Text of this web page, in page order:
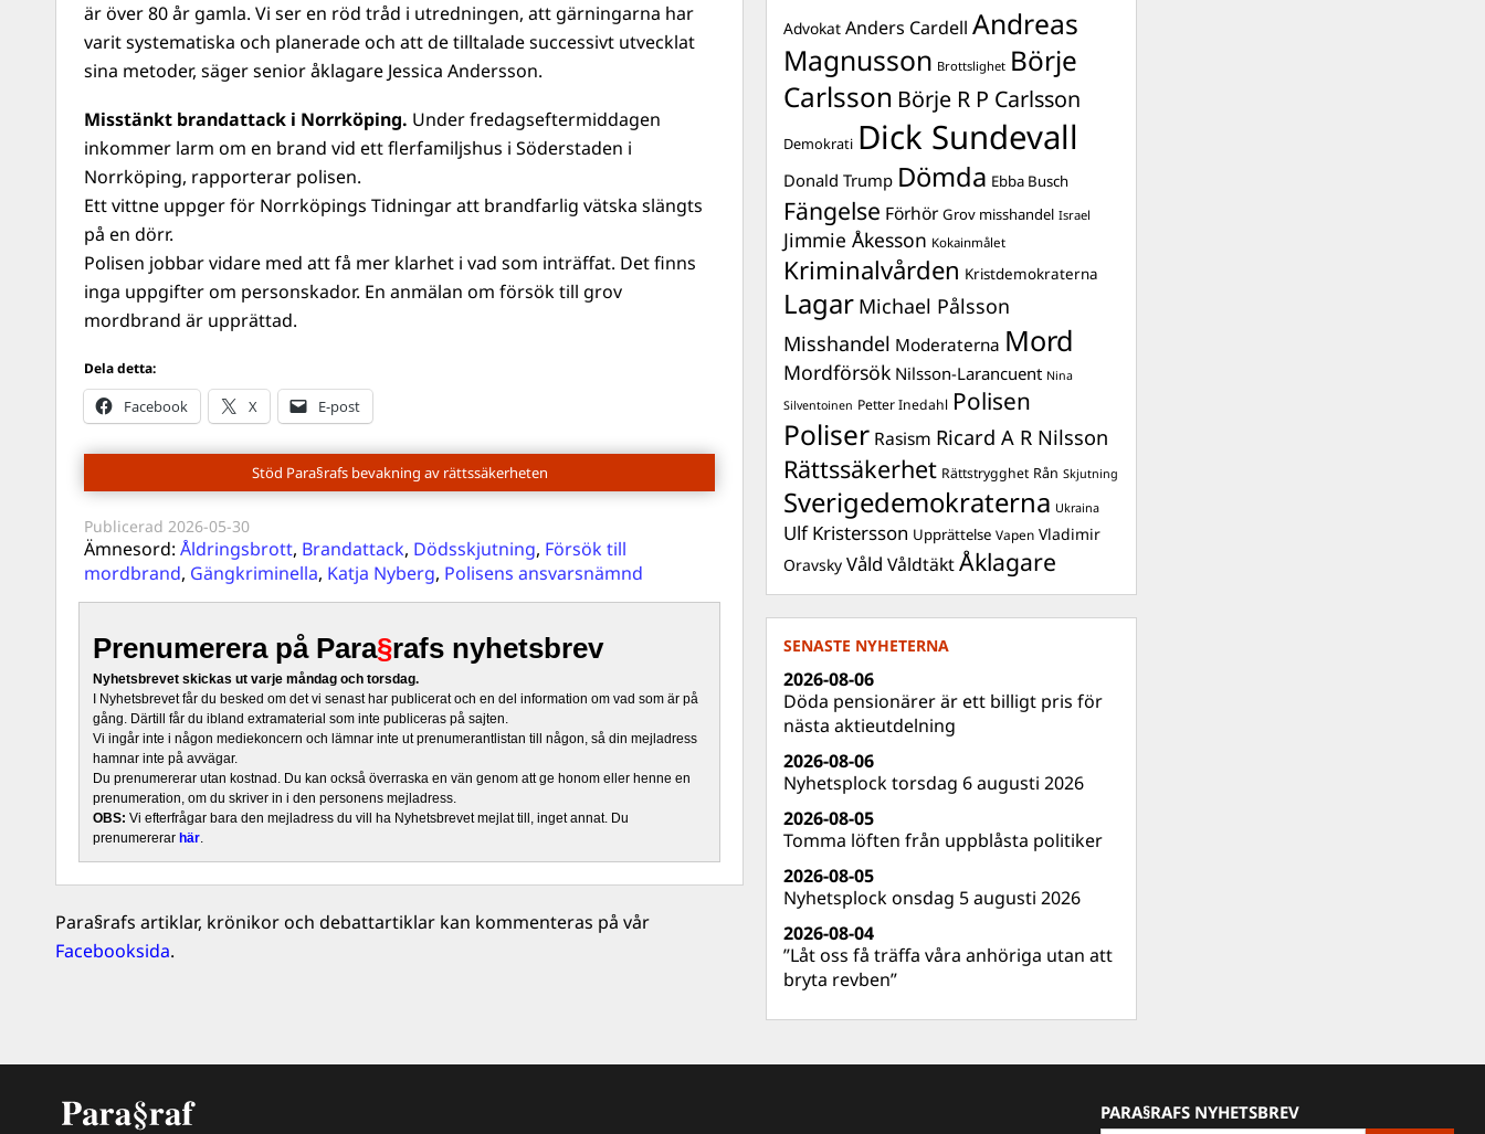
är över 80 år gamla. Vi ser en röd tråd i utredningen, att gärningarna har
varit systematiska och planerade och att de tilltalade successivt utvecklat
sina metoder, säger senior åklagare Jessica Andersson.
Misstänkt brandattack i Norrköping. Under fredagseftermiddagen
inkommer larm om en brand vid ett flerfamiljshus i Söderstaden i
Norrköping, rapporterar polisen.
Ett vittne uppger för Norrköpings Tidningar att brandfarlig vätska slängts
på en dörr.
Polisen jobbar vidare med att få mer klarhet i vad som inträffat. Det finns
inga uppgifter om personskador. En anmälan om försök till grov
mordbrand är upprättad.
Dela detta:
Facebook X E-post
Stöd Para§rafs bevakning av rättssäkerheten
Publicerad 2026-05-30
Ämnesord: Åldringsbrott, Brandattack, Dödsskjutning, Försök till
mordbrand, Gängkriminella, Katja Nyberg, Polisens ansvarsnämnd
Prenumerera på Para§rafs nyhetsbrev
Nyhetsbrevet skickas ut varje måndag och torsdag.
I Nyhetsbrevet får du besked om det vi senast har publicerat och en del information om vad som är på
gång. Därtill får du ibland extramaterial som inte publiceras på sajten.
Vi ingår inte i någon mediekoncern och lämnar inte ut prenumerantlistan till någon, så din mejladress
hamnar inte på avvägar.
Du prenumererar utan kostnad. Du kan också överraska en vän genom att ge honom eller henne en
prenumeration, om du skriver in i den personens mejladress.
OBS: Vi efterfrågar bara den mejladress du vill ha Nyhetsbrevet mejlat till, inget annat. Du
prenumererar här.
Para§rafs artiklar, krönikor och debattartiklar kan kommenteras på vår
Facebooksida.
Advokat Anders Cardell Andreas
Magnusson Brottslighet Börje
Carlsson Börje R P Carlsson
Demokrati Dick Sundevall
Donald Trump Dömda Ebba Busch
Fängelse Förhör Grov misshandel Israel
Jimmie Åkesson Kokainmålet
Kriminalvården Kristdemokraterna
Lagar Michael Pålsson
Misshandel Moderaterna Mord
Mordförsök Nilsson-Larancuent Nina
Silventoinen Petter Inedahl Polisen
Poliser Rasism Ricard A R Nilsson
Rättssäkerhet Rättstrygghet Rån Skjutning
Sverigedemokraterna Ukraina
Ulf Kristersson Upprättelse Vapen Vladimir
Oravsky Våld VåldtäktÅklagare
SENASTE NYHETERNA
Döda pensionärer är ett billigt pris för
nästa aktieutdelning
2026-08-06
Nyhetsplock torsdag 6 augusti 2026
2026-08-06
Tomma löften från uppblåsta politiker
2026-08-05
Nyhetsplock onsdag 5 augusti 2026
2026-08-05
”Låt oss få träffa våra anhöriga utan att
bryta revben”
2026-08-04
PARA§RAFS NYHETSBREV